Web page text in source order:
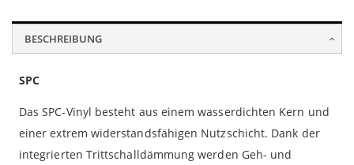
BESCHREIBUNG
SPC
Das SPC-Vinyl besteht aus einem wasserdichten Kern und
einer extrem widerstandsfähigen Nutzschicht. Dank der
integrierten Trittschalldämmung werden Geh- und